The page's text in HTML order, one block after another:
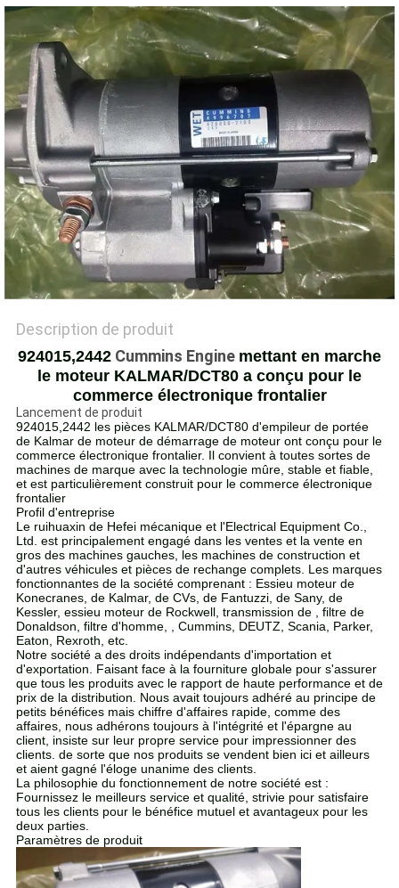
PLAN
DU
SITE
PRIVACY
POLICY
Description de produit
924015,2442 Cummins Engine mettant en marche
le moteur KALMAR/DCT80 a conçu pour le
commerce électronique frontalier
Lancement de produit
924015,2442 les pièces KALMAR/DCT80 d'empileur de portée
de Kalmar de moteur de démarrage de moteur ont conçu pour le
commerce électronique frontalier. Il convient à toutes sortes de
machines de marque avec la technologie mûre, stable et fiable,
et est particulièrement construit pour le commerce électronique
frontalier
Profil d'entreprise
Le ruihuaxin de Hefei mécanique et l'Electrical Equipment Co.,
Ltd. est principalement engagé dans les ventes et la vente en
gros des machines gauches, les machines de construction et
d'autres véhicules et pièces de rechange complets. Les marques
fonctionnantes de la société comprenant : Essieu moteur de
Konecranes, de Kalmar, de CVs, de Fantuzzi, de Sany, de
Kessler, essieu moteur de Rockwell, transmission de , filtre de
Donaldson, filtre d'homme, , Cummins, DEUTZ, Scania, Parker,
Eaton, Rexroth, etc.
Notre société a des droits indépendants d'importation et
d'exportation. Faisant face à la fourniture globale pour s'assurer
que tous les produits avec le rapport de haute performance et de
prix de la distribution. Nous avait toujours adhéré au principe de
petits bénéfices mais chiffre d'affaires rapide, comme des
affaires, nous adhérons toujours à l'intégrité et l'épargne au
client, insiste sur leur propre service pour impressionner des
clients. de sorte que nos produits se vendent bien ici et ailleurs
et aient gagné l'éloge unanime des clients.
La philosophie du fonctionnement de notre société est :
Fournissez le meilleurs service et qualité, strivie pour satisfaire
tous les clients pour le bénéfice mutuel et avantageux pour les
deux parties.
Paramètres de produit